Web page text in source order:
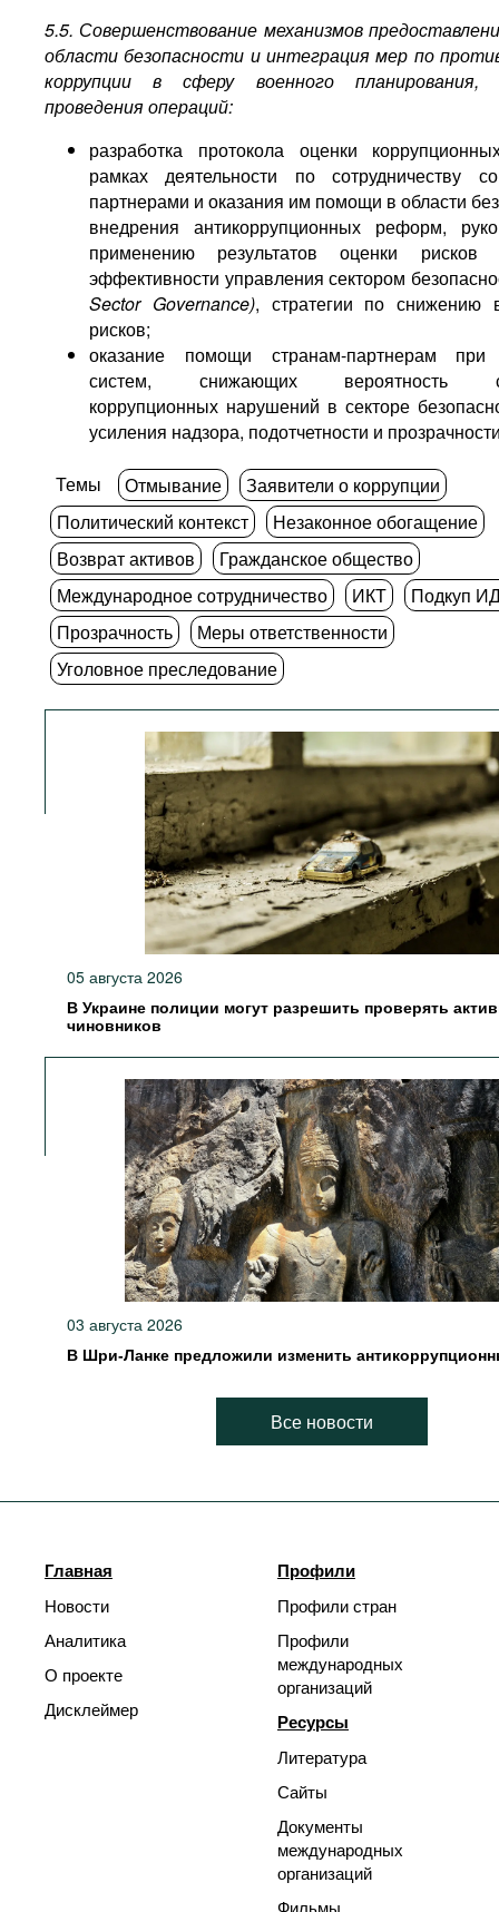
5.5. Совершенствование механизмов
области безопасности и интеграция мер по
коррупции в сферу военного планирования,
проведения операций:
разработка протокола оценки
рамках деятельности по сотрудничеству
партнерами и оказания им помощи в области
внедрения антикоррупционных реформ,
применению результатов оценки
эффективности управления сектором
Sector Governance), стратегии по снижению
рисков;
оказание помощи странам-партнерам при
систем, снижающих вероятность
коррупционных нарушений в секторе
усиления надзора, подотчетности и
Темы Отмывание
Заявители о коррупции
Политический контекст
Незаконное обогащение
Возврат активов
Гражданское общество
Международное сотрудничество
ИКТ
Подкуп
Прозрачность
Меры ответственности
Уголовное преследование
05 августа 2026
В Украине полиции могут разрешить проверять
чиновников
03 августа 2026
В Шри-Ланке предложили изменить
Все новости
Главная
Новости
Аналитика
О проекте
Дисклеймер
Профили
Профили стран
Профили
международных
организаций
Ресурсы
Литература
Сайты
Документы
международных
организаций
Фильмы